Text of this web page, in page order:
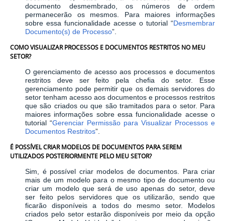
documento desmembrado, os números de ordem
permanecerão os mesmos. Para maiores informações
sobre essa funcionalidade acesse o tutorial “Desmembrar
Documento(s) de Processo”.
COMO VISUALIZAR PROCESSOS E DOCUMENTOS RESTRITOS NO MEU
SETOR?
O gerenciamento de acesso aos processos e documentos
restritos deve ser feito pela chefia do setor. Esse
gerenciamento pode permitir que os demais servidores do
setor tenham acesso aos documentos e processos restritos
que são criados ou que são tramitados para o setor. Para
maiores informações sobre essa funcionalidade acesse o
tutorial “Gerenciar Permissão para Visualizar Processos e
Documentos Restritos”.
É POSSÍVEL CRIAR MODELOS DE DOCUMENTOS PARA SEREM
UTILIZADOS POSTERIORMENTE PELO MEU SETOR?
Sim, é possível criar modelos de documentos. Para criar
mais de um modelo para o mesmo tipo de documento ou
criar um modelo que será de uso apenas do setor, deve
ser feito pelos servidores que os utilizarão, sendo que
ficarão disponíveis a todos do mesmo setor. Modelos
criados pelo setor estarão disponíveis por meio da opção